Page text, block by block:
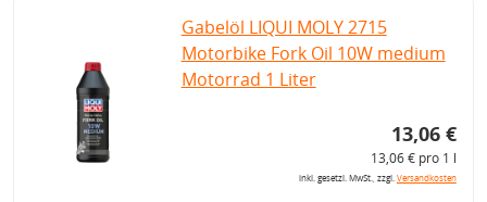
Gabelöl LIQUI MOLY 2715
Motorbike Fork Oil 10W medium
Motorrad 1 Liter
13,06 €
13,06 € pro 1 l
inkl. gesetzl. MwSt., zzgl.Versandkosten